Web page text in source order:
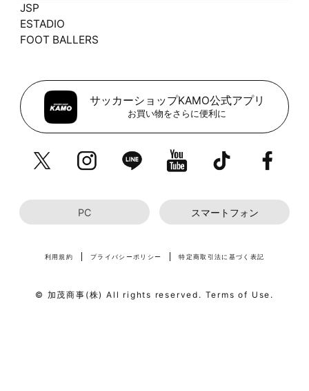
JSP
ESTADIO
FOOT BALLERS
サッカーショップKAMO公式アプリ
お買い物をさらに便利に
PC スマートフォン
利用規約 プライバシーポリシー 特定商取引法に基づく表記
© 加茂商事(株) All rights reserved. Terms of Use.